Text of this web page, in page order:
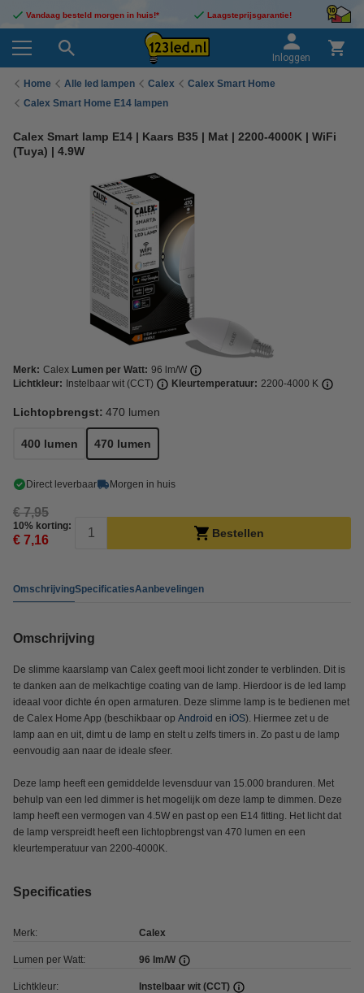
Vandaag besteld morgen in huis!* Laagsteprijsgarantie!
Inloggen
Home Alle led lampen Calex
Calex Smart Home
Calex Smart Home E14 lampen
Calex Smart lamp E14 | Kaars B35 | Mat | 2200-4000K | WiFi
(Tuya) | 4.9W
Merk: Calex Lumen per Watt: 96 lm/W
Lichtkleur:
Instelbaar wit (CCT) Kleurtemperatuur: 2200-4000 K
Lichtopbrengst: 470 lumen
400 lumen 470 lumen
Direct leverbaar Morgen in huis
€ 7,95
10% korting:
€ 7,16 Bestellen
OmschrijvingSpecificatiesAanbevelingen
Omschrijving
De slimme kaarslamp van Calex geeft mooi licht zonder te verblinden. Dit is
te danken aan de melkachtige coating van de lamp. Hierdoor is de led lamp
ideaal voor dichte én open armaturen. Deze slimme lamp is te bedienen met
de Calex Home App (beschikbaar op Android en iOS). Hiermee zet u de
lamp aan en uit, dimt u de lamp en stelt u zelfs timers in. Zo past u de lamp
eenvoudig aan naar de ideale sfeer.
Deze lamp heeft een gemiddelde levensduur van 15.000 branduren. Met
behulp van een led dimmer is het mogelijk om deze lamp te dimmen. Deze
lamp heeft een vermogen van 4.5W en past op een E14 fitting. Het licht dat
de lamp verspreidt heeft een lichtopbrengst van 470 lumen en een
kleurtemperatuur van 2200-4000K.
Specificaties
Merk: Calex
Lumen per Watt: 96 lm/W
Lichtkleur: Instelbaar wit (CCT)